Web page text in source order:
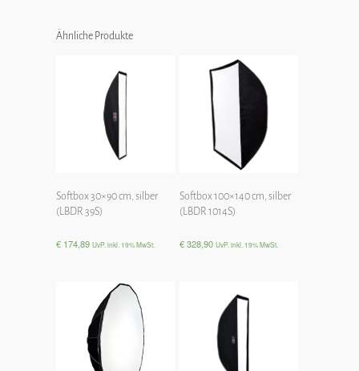
Ähnliche Produkte
Softbox 30×90 cm, silber
(LBDR 39S)
€ 174,89 UvP. inkl. 19% MwSt.
Softbox 100×140 cm, silber
(LBDR 1014S)
€328,90 UvP. inkl. 19% MwSt.